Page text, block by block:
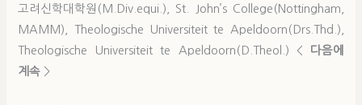
고려신학대학원(M.Div.equi.), St. John’s College(Nottingham,
MAMM), Theologische Universiteit te Apeldoorn(Drs.Thd.),
Theologische Universiteit te Apeldoorn(D.Theol.) <
다음에
계속 >